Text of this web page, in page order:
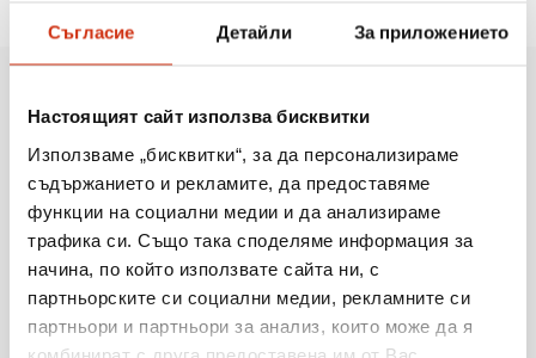
Съгласие Детайли За приложението
Настоящият сайт използва бисквитки
Използваме „бисквитки“, за да персонализираме
съдържанието и рекламите, да предоставяме
функции на социални медии и да анализираме
трафика си. Също така споделяме информация за
начина, по който използвате сайта ни, с
партньорските си социални медии, рекламните си
партньори и партньори за анализ, които може да я
комбинират с друга предоставена им от Вас
Още новини
10.08.2026
Вдъхнахме нов живот на маршрута Връшка чука
– Емине